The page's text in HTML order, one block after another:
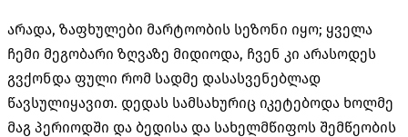
არადა, ზაფხულები მარტოობის სეზონი იყო; ყველა
ჩემი მეგობარი ზღვაზე მიდიოდა, ჩვენ კი არასოდეს
გვქონდა ფული რომ სადმე დასასვენებლად
წავსულიყავით. დედას სამსახურიც იკეტებოდა ხოლმე
მაგ პერიოდში და ბედისა და სახელმწიფოს შემწეობის